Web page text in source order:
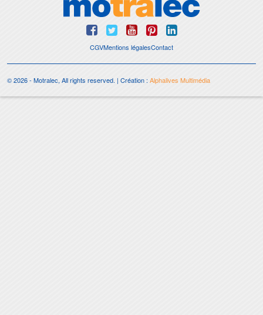
CGVMentions légalesContact
© 2026 - Motralec, All rights reserved. | Création : Alphalives Multimédia